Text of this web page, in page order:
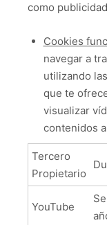
como
Cookies
navegar a
utilizando
que te
visualizar
contenidos
Tercero
Propietario
YouTube